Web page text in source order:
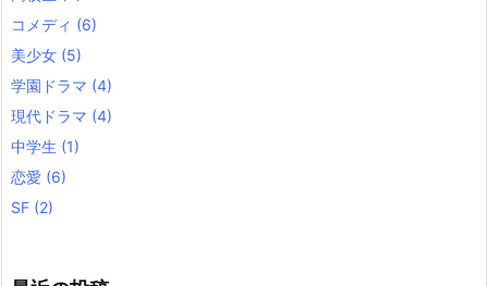
コメディ (6)
美少女 (5)
学園ドラマ (4)
現代ドラマ (4)
中学生 (1)
恋愛 (6)
SF (2)